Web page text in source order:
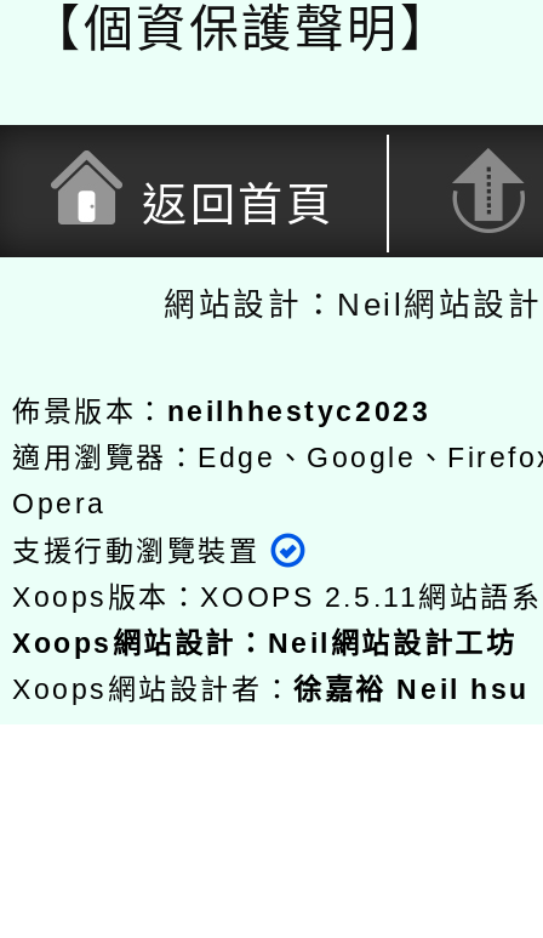
【個資保護聲明】
返回首頁
網站設計：Neil網站設
佈景版本： neilhhestyc2023
適用瀏覽器：Edge、Google、
Opera
支援行動瀏覽裝置
Xoops版本：XOOPS 2.5.11網站語
Xoops網站設計 ： Neil網站設計工坊
Xoops網站設計者：徐嘉裕 Neil hsu